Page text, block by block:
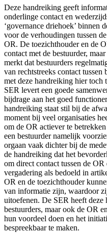
Deze handreiking geeft
onderlinge contact en
‘governance driehoek’ binnen
voor de verhoudingen tussen
OR. De toezichthouder en de
contact met de bestuurder,
merkt dat bestuurders
van rechtstreeks contact tussen
met deze handreiking hier toch
SER levert een goede
bijdrage aan het goed
handreiking staat stil bij de
moment bij veel organisaties
om de OR actiever te
een bestuurder namelijk
orgaan vaak dichter bij de
de handreiking dat het
om direct contact tussen de
vergadering als bedoeld in
OR en de toezichthouder
van informatie zijn, waardoor
uitoefenen. De SER heeft
bestuurders, maar ook de OR
hun voordeel doen en het
bespreekbaar te maken.